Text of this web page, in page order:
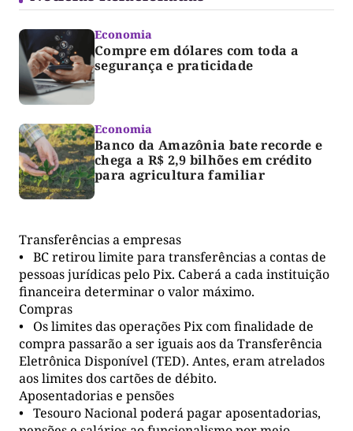
Economia
Compre em dólares com toda a
segurança e praticidade
Economia
Banco da Amazônia bate recorde e
chega a R$ 2,9 bilhões em crédito
para agricultura familiar
Transferências a empresas
• BC retirou limite para transferências a contas de
pessoas jurídicas pelo Pix. Caberá a cada instituição
financeira determinar o valor máximo.
Compras
• Os limites das operações Pix com finalidade de
compra passarão a ser iguais aos da Transferência
Eletrônica Disponível (TED). Antes, eram atrelados
aos limites dos cartões de débito.
Aposentadorias e pensões
• Tesouro Nacional poderá pagar aposentadorias,